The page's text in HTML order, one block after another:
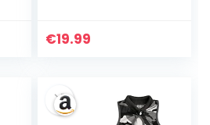
4 Beine Einteiler
Lecken Zu
Verhindern(Blau,
€19.99